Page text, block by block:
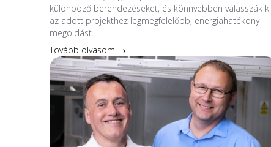
különböző berendezéseket, és könnyebben válasszák ki
az adott projekthez legmegfelelőbb, energiahatékony
megoldást.
Tovább olvasom →